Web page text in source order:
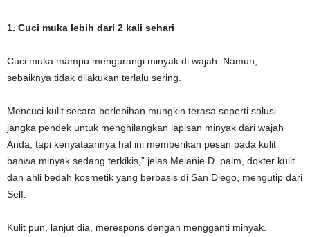
1. Cuci muka lebih dari 2 kali sehari
Cuci muka mampu mengurangi minyak di wajah. Namun,
sebaiknya tidak dilakukan terlalu sering.
Mencuci kulit secara berlebihan mungkin terasa seperti solusi
jangka pendek untuk menghilangkan lapisan minyak dari wajah
Anda, tapi kenyataannya hal ini memberikan pesan pada kulit
bahwa minyak sedang terkikis,” jelas Melanie D. palm, dokter kulit
dan ahli bedah kosmetik yang berbasis di San Diego, mengutip dari
Self.
Kulit pun, lanjut dia, merespons dengan mengganti minyak.